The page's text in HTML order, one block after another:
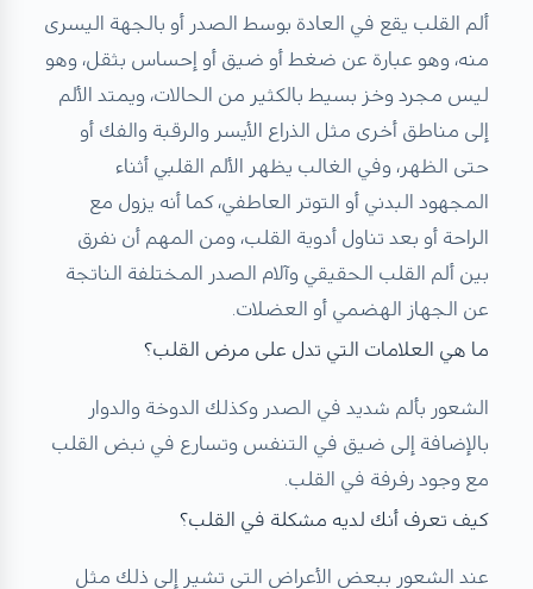
ألم القلب يقع في العادة بوسط الصدر أو بالجهة اليسرى
منه، وهو عبارة عن ضغط أو ضيق أو إحساس بثقل، وهو
ليس مجرد وخز بسيط بالكثير من الحالات، ويمتد الألم
إلى مناطق أخرى مثل الذراع الأيسر والرقبة والفك أو
حتى الظهر، وفي الغالب يظهر الألم القلبي أثناء
المجهود البدني أو التوتر العاطفي، كما أنه يزول مع
الراحة أو بعد تناول أدوية القلب، ومن المهم أن نفرق
بين ألم القلب الحقيقي وآلام الصدر المختلفة الناتجة
عن الجهاز الهضمي أو العضلات.
ما هي العلامات التي تدل على مرض القلب؟
الشعور بألم شديد في الصدر وكذلك الدوخة والدوار
بالإضافة إلى ضيق في التنفس وتسارع في نبض القلب
مع وجود رفرفة في القلب.
كيف تعرف أنك لديه مشكلة في القلب؟
عند الشعور ببعض الأعراض التي تشير إلى ذلك مثل